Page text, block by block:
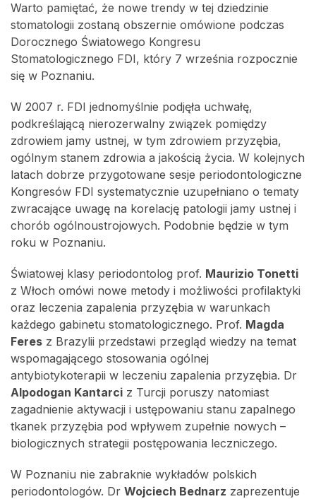
Warto pamiętać, że nowe trendy w tej dziedzinie
stomatologii zostaną obszernie omówione podczas
Dorocznego Światowego Kongresu
Stomatologicznego FDI, który 7 września rozpocznie
się w Poznaniu.
W 2007 r. FDI jednomyślnie podjęła uchwałę,
podkreślającą nierozerwalny związek pomiędzy
zdrowiem jamy ustnej, w tym zdrowiem przyzębia,
ogólnym stanem zdrowia a jakością życia. W kolejnych
latach dobrze przygotowane sesje periodontologiczne
Kongresów FDI systematycznie uzupełniano o tematy
zwracające uwagę na korelację patologii jamy ustnej i
chorób ogólnoustrojowych. Podobnie będzie w tym
roku w Poznaniu.
Światowej klasy periodontolog prof. Maurizio Tonetti
z Włoch omówi nowe metody i możliwości profilaktyki
oraz leczenia zapalenia przyzębia w warunkach
każdego gabinetu stomatologicznego. Prof. Magda
Feres z Brazylii przedstawi przegląd wiedzy na temat
wspomagającego stosowania ogólnej
antybiotykoterapii w leczeniu zapalenia przyzębia. Dr
Alpodogan Kantarci z Turcji poruszy natomiast
zagadnienie aktywacji i ustępowaniu stanu zapalnego
tkanek przyzębia pod wpływem zupełnie nowych –
biologicznych strategii postępowania leczniczego.
W Poznaniu nie zabraknie wykładów polskich
periodontologów. Dr Wojciech Bednarz zaprezentuje